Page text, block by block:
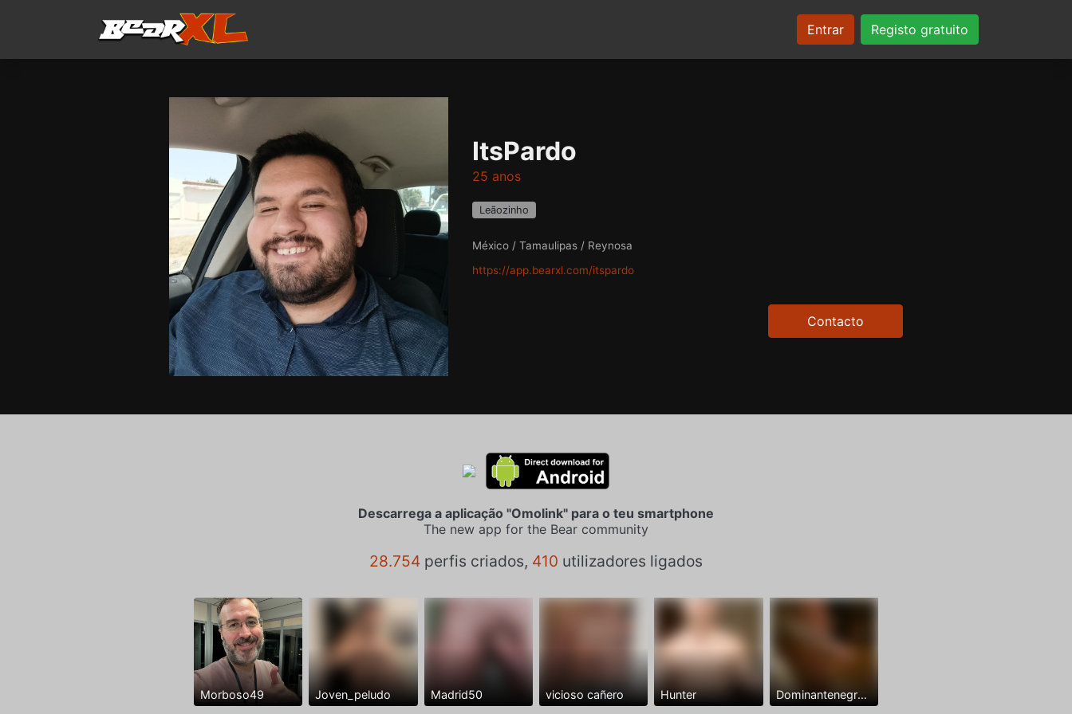
Entrar Registo gratuito
ItsPardo
25 anos
Leãozinho
México / Tamaulipas / Reynosa
https://app.bearxl.com/itspardo
Contacto
Descarrega a aplicação "Omolink" para o teu smartphone
The new app for the Bear community
28.754 perfis criados, 410 utilizadores ligados
Morboso49 Joven_peludo Madrid50 vicioso cañero Hunter Dominantenegro ya